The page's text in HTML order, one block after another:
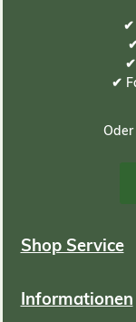
✔
✔
Shop Service
Informationen